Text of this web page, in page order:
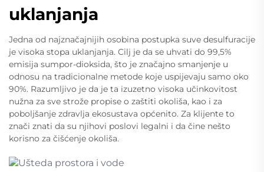
uklanjanja
Jedna od najznačajnijih osobina postupka suve desulfuracije
je visoka stopa uklanjanja. Cilj je da se uhvati do 99,5%
emisija sumpor-dioksida, što je značajno smanjenje u
odnosu na tradicionalne metode koje uspijevaju samo oko
90%. Razumljivo je da je ta izuzetno visoka učinkovitost
nužna za sve strože propise o zaštiti okoliša, kao i za
poboljšanje zdravlja ekosustava općenito. Za klijente to
znači znati da su njihovi poslovi legalni i da čine nešto
korisno za čišćenje okoliša.